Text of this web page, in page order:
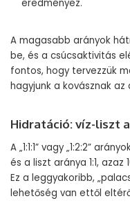
eredményez.
A magasabb arányok
be, és a csúcsaktivitás
fontos, hogy tervezzük
hagyjunk a kovásznak az
Hidratáció: víz-liszt
A „1:1:1” vagy „1:2:2”
és a liszt aránya 1:1,
Ez a leggyakoribb,
lehetőség van ettől